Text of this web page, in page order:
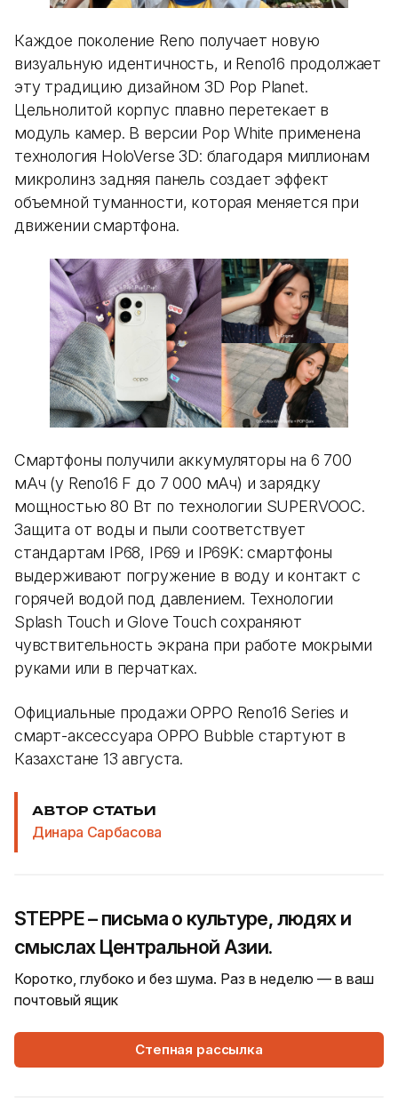
Каждое поколение Reno получает новую
визуальную идентичность, и Reno16 продолжает
эту традицию дизайном 3D Pop Planet.
Цельнолитой корпус плавно перетекает в
модуль камер. В версии Pop White применена
технология HoloVerse 3D: благодаря миллионам
микролинз задняя панель создает эффект
объемной туманности, которая меняется при
движении смартфона.
Смартфоны получили аккумуляторы на 6 700
мАч (у Reno16 F до 7 000 мАч) и зарядку
мощностью 80 Вт по технологии SUPERVOOC.
Защита от воды и пыли соответствует
стандартам IP68, IP69 и IP69K: смартфоны
выдерживают погружение в воду и контакт с
горячей водой под давлением. Технологии
Splash Touch и Glove Touch сохраняют
чувствительность экрана при работе мокрыми
руками или в перчатках.
Официальные продажи OPPO Reno16 Series и
смарт-аксессуара OPPO Bubble стартуют в
Казахстане 13 августа.
АВТОР СТАТЬИ
Динара Сарбасова
STEPPE – письма о культуре, людях и
смыслах Центральной Азии.
Коротко, глубоко и без шума. Раз в неделю — в ваш
почтовый ящик
Степная рассылка